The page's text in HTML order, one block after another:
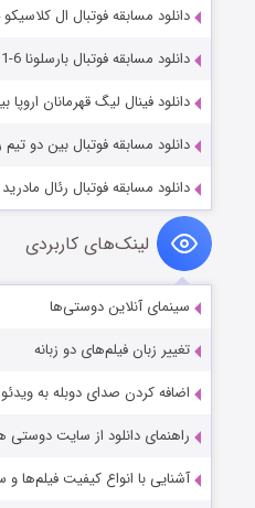
دانلود مسابقه فوتبال ال کلاسیکو 14 فروردین 1395
دانلود مسابقه فوتبال بارسلونا 6-1 پاری سن ژرمن
دانلود فینال لیگ قهرمانان اروپا
دانلود مسابقه فوتبال بین دو تیم
دانلود مسابقه فوتبال رئال مادرید و
لینک‌های کاربردی
سینمای آنلاین دوستی‌ها
تغییر زبان فیلم‌های دو زبانه
اضافه کردن صدای دوبله به ویدئو
راهنمای دانلود از سایت دوستی
آشنایی با انواع کیفیت فیلم‌ها و